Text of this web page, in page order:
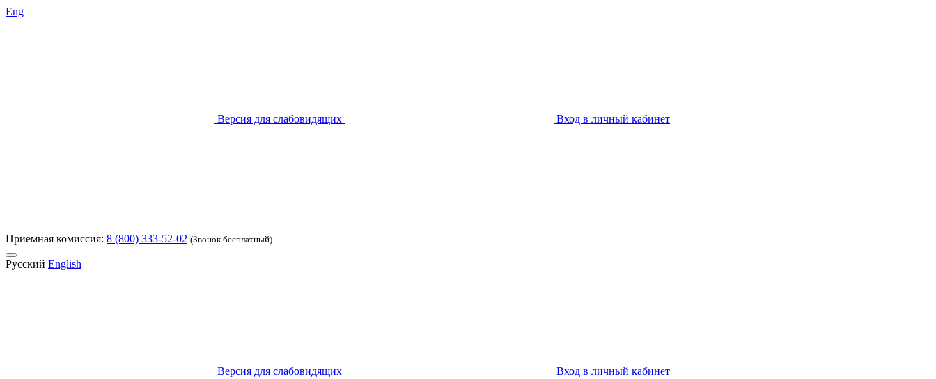
Eng
Версия для слабовидящих Вход в личный кабинет
Приемная комиссия: 8 (800) 333-52-02 (Звонок бесплатный)
Русский English
Версия для слабовидящих
Вход в личный кабинет